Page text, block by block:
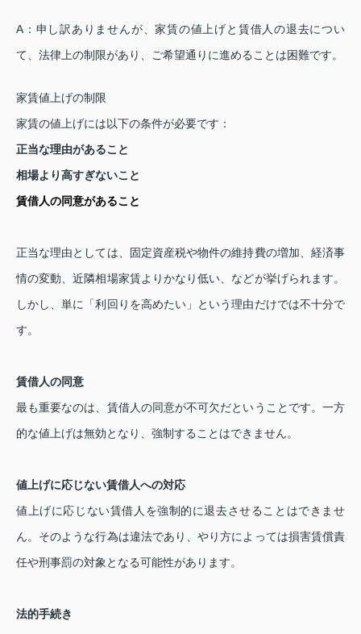
A ： 申し訳ありませんが、家賃の値上げと賃借人の退去につい
て、法律上の制限があり、ご希望通りに進めることは困難です。
家賃値上げの制限
家賃の値上げには以下の条件が必要です：
正当な理由があること
相場より高すぎないこと
賃借人の同意があること
正当な理由としては、固定資産税や物件の維持費の増加、経済事
情の変動、近隣相場家賃よりかなり低い、などが挙げられます。
しかし、単に「利回りを高めたい」という理由だけでは不十分で
す。
賃借人の同意
最も重要なのは、賃借人の同意が不可欠だということです。一方
的な値上げは無効となり、強制することはできません。
値上げに応じない賃借人への対応
値上げに応じない賃借人を強制的に退去させることはできませ
ん。そのような行為は違法であり、やり方によっては損害賃償責
任や刑事罰の対象となる可能性があります。
法的手続き